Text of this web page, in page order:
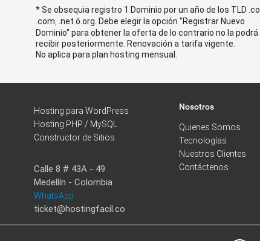
* Se obsequia registro 1 Dominio por un año de los TLD .co
.com
.net ó.org. Debe elegir la opción "Registrar Nuevo
Dominio" para obtener la oferta de lo contrario no la podrá
recibir posteriormente. Renovación a tarifa vigente.
No aplica para plan hosting mensual.
Hosting para WordPress
Hosting PHP / MySQL
Constructor de Sitios
Calle 8 # 43A - 49
Medellín - Colombia
WhatsApp
ticket@hostingfacil.co
Nosotros
Quienes Somos
Tecnologías
Nuestros Clientes
Contáctenos